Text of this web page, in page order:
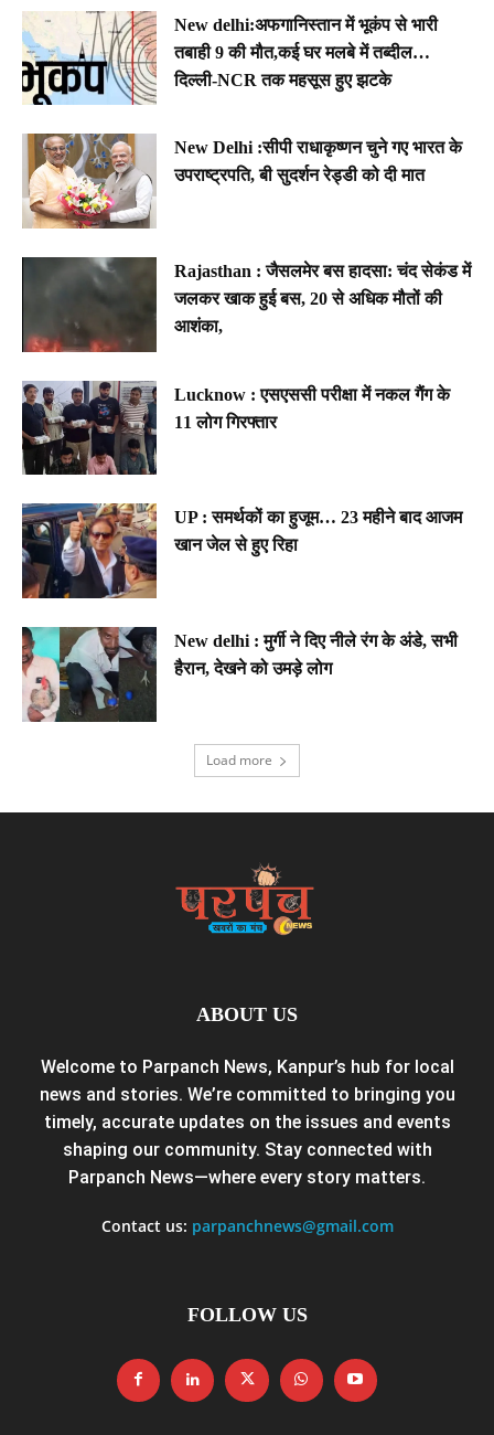
New delhi:अफगानिस्तान में भूकंप से भारी
तबाही 9 की मौत,कई घर मलबे में तब्दील…
दिल्ली-NCR तक महसूस हुए झटके
New Delhi :सीपी राधाकृष्णन चुने गए भारत के
उपराष्ट्रपति, बी सुदर्शन रेड्डी को दी मात
Rajasthan : जैसलमेर बस हादसा: चंद सेकंड में
जलकर खाक हुई बस, 20 से अधिक मौतों की
आशंका,
Lucknow : एसएससी परीक्षा में नकल गैंग के
11 लोग गिरफ्तार
UP : समर्थकों का हुजूम… 23 महीने बाद आजम
खान जेल से हुए रिहा
New delhi : मुर्गी ने दिए नीले रंग के अंडे, सभी
हैरान, देखने को उमड़े लोग
Load more
ABOUT US
Welcome to Parpanch News, Kanpur’s hub for local
news and stories. We’re committed to bringing you
timely, accurate updates on the issues and events
shaping our community. Stay connected with
Parpanch News—where every story matters.
Contact us: parpanchnews@gmail.com
FOLLOW US